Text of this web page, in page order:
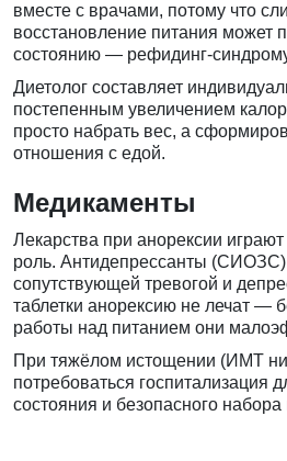
вместе с врачами, потому что
восстановление питания может
состоянию — рефидинг-
Диетолог составляет
постепенным увеличением
просто набрать вес, а
отношения с едой.
Медикаменты
Лекарства при анорексии
роль. Антидепрессанты (СИОЗС)
сопутствующей тревогой и
таблетки анорексию не лечат —
работы над питанием они
При тяжёлом истощении (ИМТ
потребоваться госпитализация
состояния и безопасного набора